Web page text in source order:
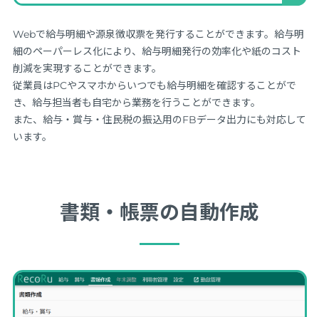
Webで給与明細や源泉徴収票を発行することができます。給与明
細のペーパーレス化により、給与明細発行の効率化や紙のコスト
削減を実現することができます。
従業員はPCやスマホからいつでも給与明細を確認することがで
き、給与担当者も自宅から業務を行うことができます。
また、給与・賞与・住民税の振込用のFBデータ出力にも対応して
います。
書類・帳票の自動作成